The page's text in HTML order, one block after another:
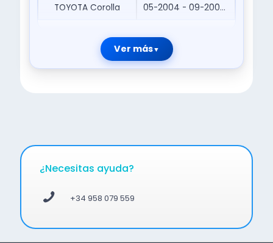
TOYOTA Corolla 05-2004 - 09-2006|12-2001 - 04-2004
Ver más
¿Necesitas ayuda?
+34 958 079 559